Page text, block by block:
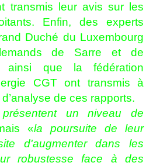
transmis leur avis sur les
Enfin, des experts
Duché du Luxembourg
de Sarre et de
ainsi que la fédération
CGT ont transmis à
d’analyse de ces rapports.
un niveau de
«la poursuite de leur
d'augmenter dans les
robustesse face à des